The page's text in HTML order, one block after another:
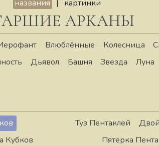
названия | картинки
АРКАНЫ
Влюблённые Колесница
Дьявол Башня Звезда Луна
Кубков
Туз Пентаклей
Пятёрка